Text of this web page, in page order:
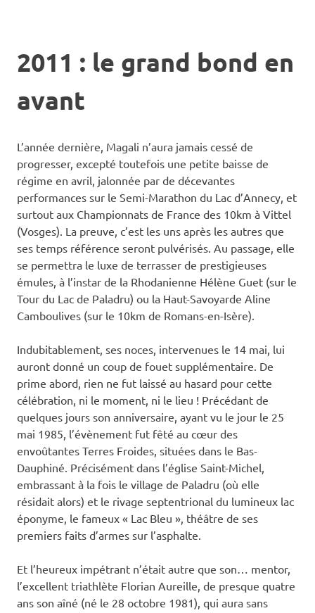
2011 : le grand bond en
avant
L’année dernière, Magali n’aura jamais cessé de
progresser, excepté toutefois une petite baisse de
régime en avril, jalonnée par de décevantes
performances sur le Semi-Marathon du Lac d’Annecy, et
surtout aux Championnats de France des 10km à Vittel
(Vosges). La preuve, c’est les uns après les autres que
ses temps référence seront pulvérisés. Au passage, elle
se permettra le luxe de terrasser de prestigieuses
émules, à l’instar de la Rhodanienne Hélène Guet (sur le
Tour du Lac de Paladru) ou la Haut-Savoyarde Aline
Camboulives (sur le 10km de Romans-en-Isère).
Indubitablement, ses noces, intervenues le 14 mai, lui
auront donné un coup de fouet supplémentaire. De
prime abord, rien ne fut laissé au hasard pour cette
célébration, ni le moment, ni le lieu ! Précédant de
quelques jours son anniversaire, ayant vu le jour le 25
mai 1985, l’évènement fut fêté au cœur des
envoûtantes Terres Froides, situées dans le Bas-
Dauphiné. Précisément dans l’église Saint-Michel,
embrassant à la fois le village de Paladru (où elle
résidait alors) et le rivage septentrional du lumineux lac
éponyme, le fameux « Lac Bleu », théâtre de ses
premiers faits d’armes sur l’asphalte.
Et l’heureux impétrant n’était autre que son… mentor,
l’excellent triathlète Florian Aureille, de presque quatre
ans son aîné (né le 28 octobre 1981), qui aura sans